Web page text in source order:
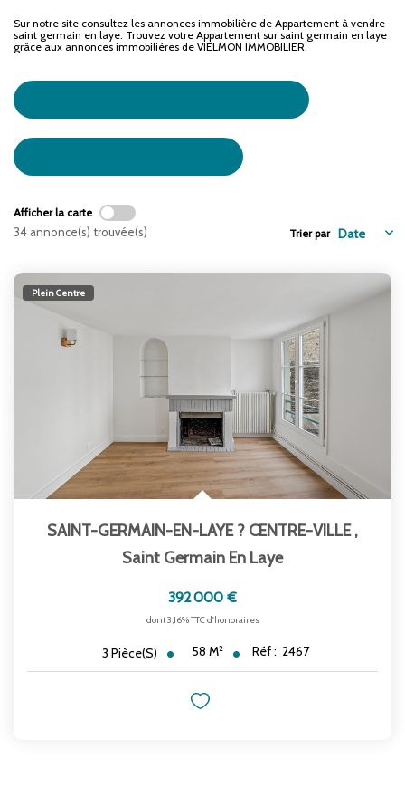
ENTREPRISES
Nos Collaborateurs
CONTACT
ACCÈS GESTION ICS
Sur notre site consultez les annonces immobilière de Appartement à vendre
saint germain en laye. Trouvez votre Appartement sur saint germain en laye
grâce aux annonces immobilières de VIELMON IMMOBILIER.
Afficher la carte
34 annonce(s) trouvée(s) Trier par
Plein Centre
SAINT-GERMAIN-EN-LAYE ? CENTRE-VILLE,
Saint Germain En Laye
392 000 €
dont 3,16% TTC d'honoraires
3 Pièce(s) 58 M² Réf : 2467